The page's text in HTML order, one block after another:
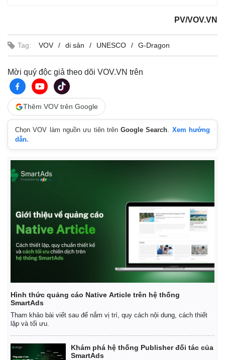
PV/VOV.VN
Tag: VOV di sản UNESCO G-Dragon
Mời quý độc giả theo dõi VOV.VN trên
Thêm VOV trên Google
Chọn VOV làm nguồn ưu tiên trênGoogle Search. Xem hướng
dẫn.
Hình thức quảng cáo Native Article trên hệ thống
SmartAds
Tham khảo bài viết sau để nắm vị trí, quy cách nội dung, cách thiết
lập và tối ưu.
Khám phá hệ thống Publisher đối tác của
SmartAds